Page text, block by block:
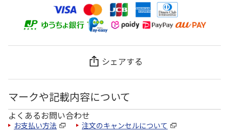
シェアする
マークや記載内容について
よくあるお問い合わせ
お支払い方法 注文のキャンセルについて